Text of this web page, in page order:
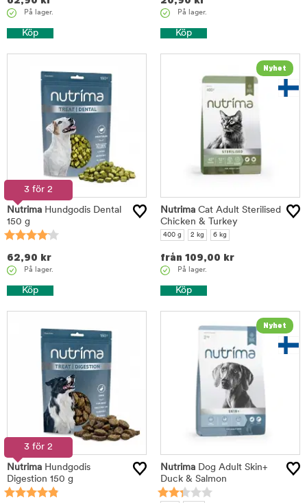
På lager.
Köp
På lager.
Köp
3 för 2
Nutrima Hundgodis Dental
150 g
62,90 kr
På lager.
Köp
Nutrima Cat Adult Sterilised
Chicken & Turkey
400 g 2 kg 6 kg
från 109,00 kr
På lager.
Köp
3 för 2
Nutrima Hundgodis
Digestion 150 g
Nutrima Dog Adult Skin+
Duck & Salmon